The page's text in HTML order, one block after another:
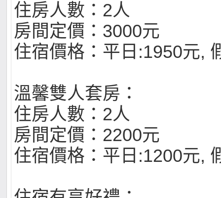
住房人數：2人
房間定價：3000元
住宿價格：平日:1950元,
溫馨雙人套房：
住房人數：2人
房間定價：2200元
住宿價格：平日:1200元,